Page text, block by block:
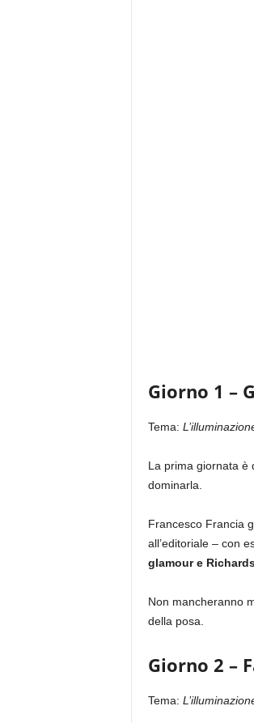
Giorno 1 –
Tema:
La prima giornata è
dominarla.
Francesco Francia
all’editoriale – con
glamour e
Non mancheranno
della posa.
Giorno 2 –
Tema: